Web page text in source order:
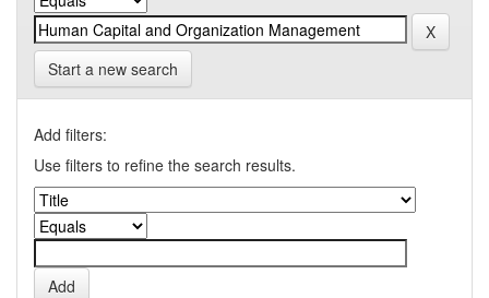
Start a new search
Add filters:
Use filters to refine the search results.